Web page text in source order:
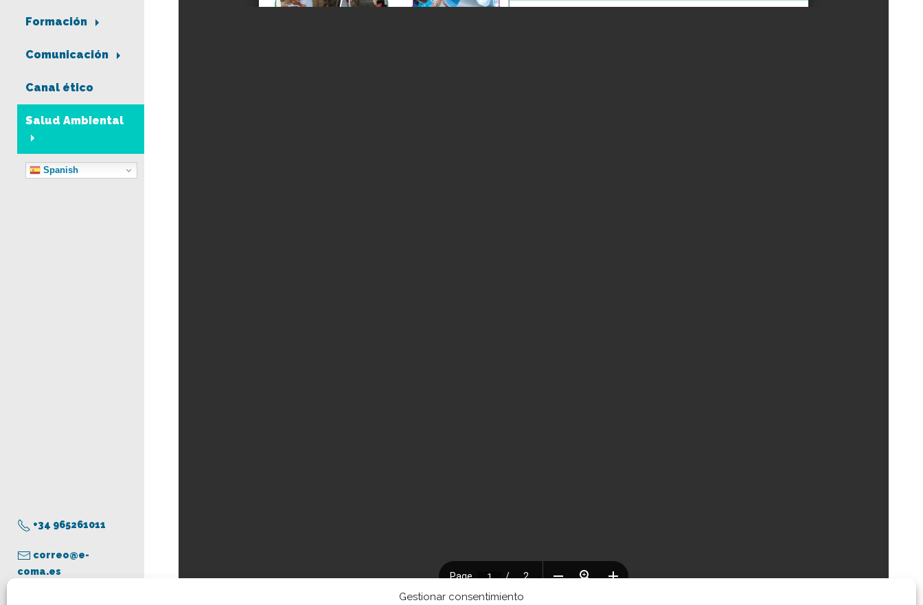
Gestionar consentimiento
Formación
Comunicación
Canal ético
Salud Ambiental
Spanish
+34 965261011
correo@e-
coma.es